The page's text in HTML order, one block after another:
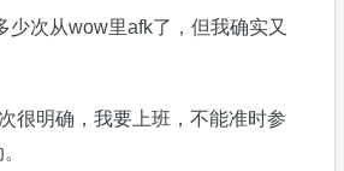
少次从wow里afk了，但我确实又
很明确，我要上班，不能准时参